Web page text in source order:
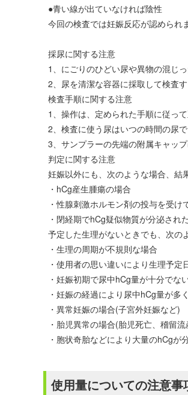
●青い線が出ていなければ陰性
今回の検査では妊娠反応が認められ
採尿に関する注意
1、にごりのひどい尿や異物の混じ
2、尿を清潔な容器に採取して検査
検査手順に関する注意
1、操作は、定められた手順に従っ
2、検査に使う尿はいつの時間の尿
3、サンプラーの先端の附属キャッ
判定に関する注意
妊娠以外にも、次のような場合、結
・hCg産生腫瘍の場合
・性腺刺激ホルモン剤の投与を受け
・閉経期でhCg疑似物質が分泌され
予定した生理がないときでも、次の
・生理の周期が不規則な場合
・使用者の思い違いにより生理予
・妊娠初期で尿中hCg量が十分でな
・妊娠の経過により尿中hCg量が多
・異常妊娠の場合(子宮外妊娠など)
・胎児異常の場合(胎児死亡、稽留
・胞状奇胎などにより大量のhCgが
使用量についての注意事